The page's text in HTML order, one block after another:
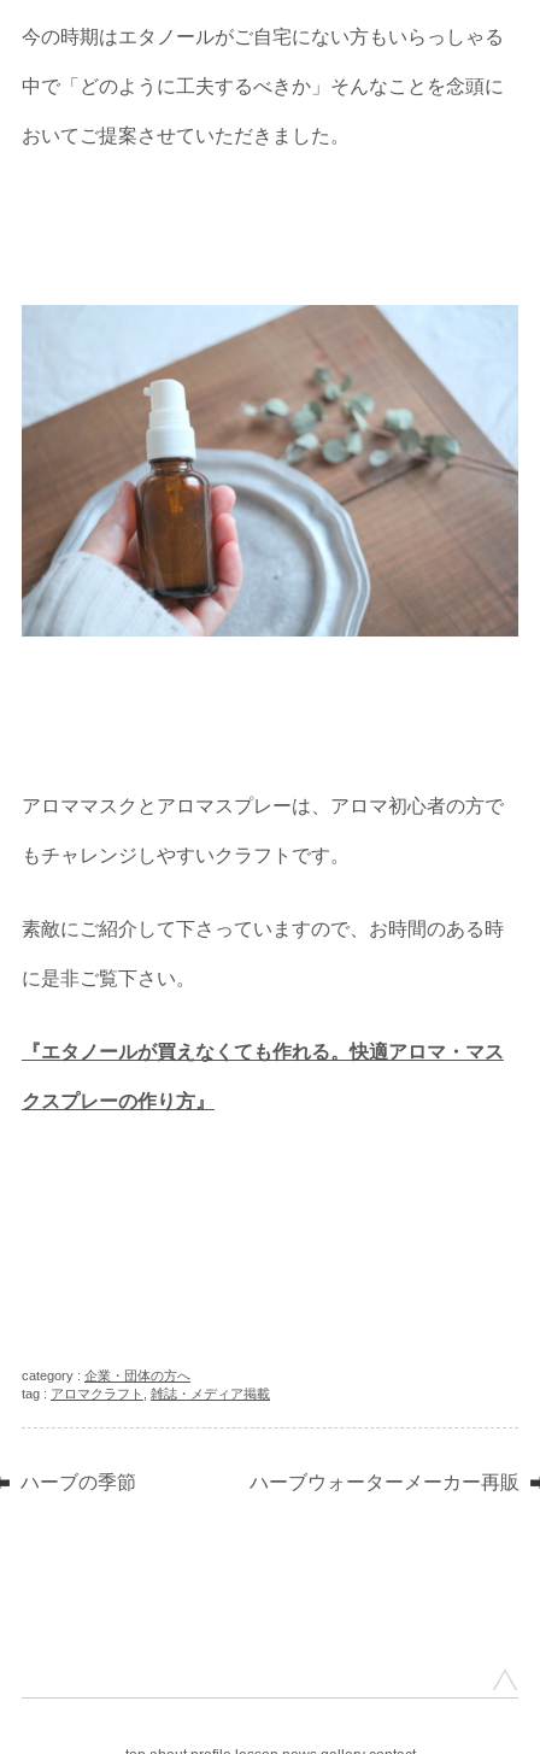
今の時期はエタノールがご自宅にない方もいらっしゃる
中で「どのように工夫するべきか」そんなことを念頭に
おいてご提案させていただきました。
アロママスクとアロマスプレーは、アロマ初心者の方で
もチャレンジしやすいクラフトです。
素敵にご紹介して下さっていますので、お時間のある時
に是非ご覧下さい。
『エタノールが買えなくても作れる。快適アロマ・マス
クスプレーの作り方』
category : 企業・団体の方へ
tag : アロマクラフト 雑誌・メディア掲載
ハーブの季節 ハーブウォーターメーカー再販